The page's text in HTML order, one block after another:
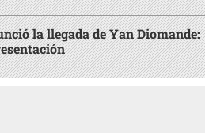
la llegada de Yan Diomande: